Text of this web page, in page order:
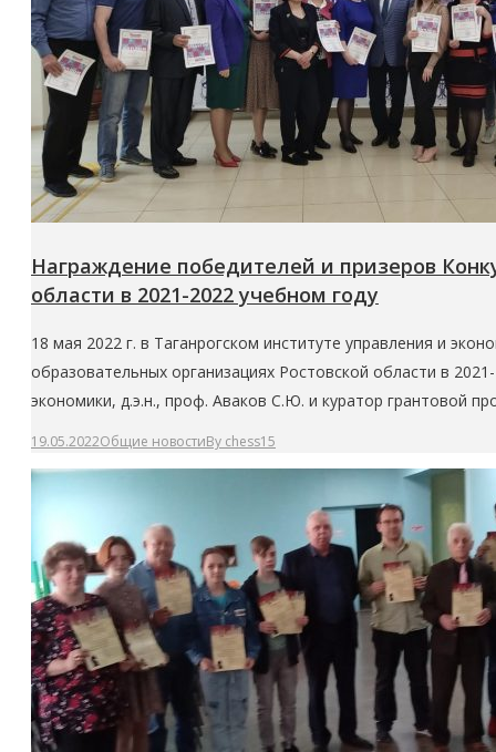
Награждение победителей и призеров
области в 2021-2022 учебном году
18 мая 2022 г. в Таганрогском институте управления и
образовательных организациях Ростовской области в
экономики, д.э.н., проф. Аваков С.Ю. и куратор грантовой
19.05.2022Общие новостиBy chess15